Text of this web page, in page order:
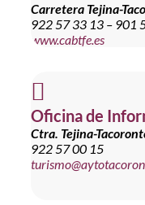
Carretera Tejina-
922 57 33 13 – 901
www.cabtfe.es

Oficina de
Ctra. Tejina-
922 57 00 15